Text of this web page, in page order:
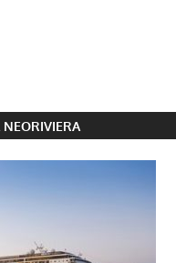
NEORIVIERA